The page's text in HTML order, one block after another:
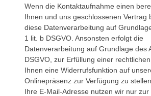
Wenn die Kontaktaufnahme einen
Ihnen und uns geschlossenen Vertrag
diese Datenverarbeitung auf
1 lit. b DSGVO. Ansonsten erfolgt die
Datenverarbeitung auf Grundlage des
DSGVO, zur Erfüllung einer
Ihnen eine Widerrufsfunktion auf
Onlinepräsenz zur Verfügung zu stellen.
Ihre E-Mail-Adresse nutzen wir nur zur